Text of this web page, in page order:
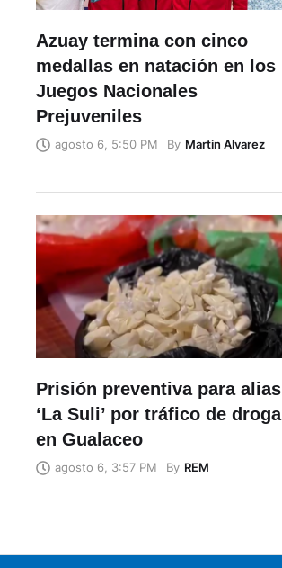
Azuay termina con cinco
medallas en natación en los
Juegos Nacionales
Prejuveniles
agosto 6, 5:50 PM By Martin Alvarez
Prisión preventiva para alias
‘La Suli’ por tráfico de droga
en Gualaceo
agosto 6, 3:57 PM By REM